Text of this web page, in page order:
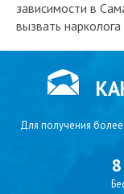
зависимости в
вызвать
Для получения